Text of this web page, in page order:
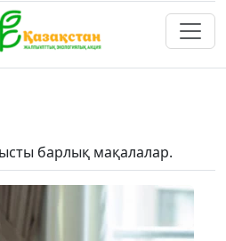
барлық мақалалар.